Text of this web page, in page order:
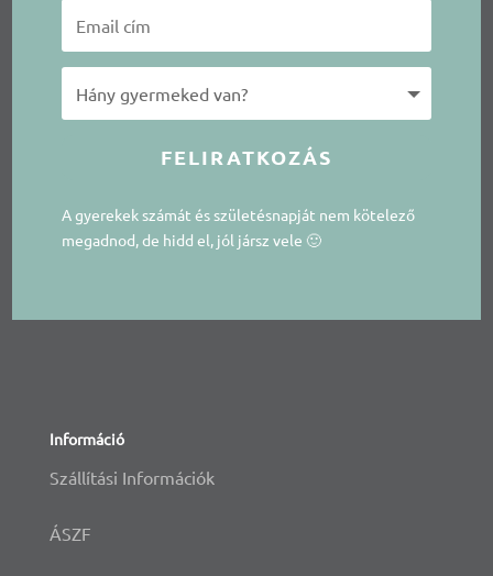
FELIRATKOZÁS
A gyerekek számát és születésnapját nem kötelező
megadnod, de hidd el, jól jársz vele 🙂
Információ
Szállítási Információk
ÁSZF